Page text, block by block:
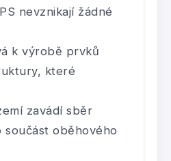
nevznikají žádné
k výrobě prvků
které
zavádí sběr
součást oběhového